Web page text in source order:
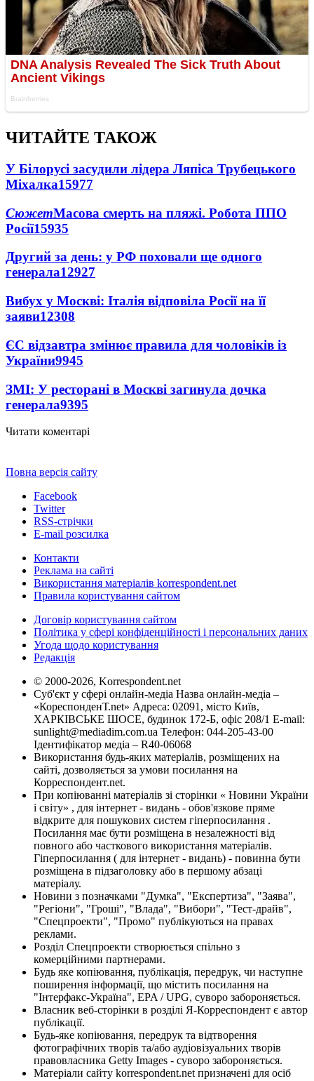
ЧИТАЙТЕ ТАКОЖ
У Білорусі засудили лідера Ляпіса Трубецького
Міхалка15977
СюжетМасова смерть на пляжі. Робота ППО
Росії15935
Другий за день: у РФ поховали ще одного
генерала12927
Вибух у Москві: Італія відповіла Росії на її
заяви12308
ЄС відзавтра змінює правила для чоловіків із
України9945
ЗМІ: У ресторані в Москві загинула дочка
генерала9395
Читати коментарі
Повна версія сайту
Facebook
Twitter
RSS-стрічки
E-mail розсилка
Контакти
Реклама на сайті
Використання матеріалів korrespondent.net
Правила користування сайтом
Договір користування сайтом
Політика у сфері конфіденційності і персональних даних
Угода щодо користування
Редакція
© 2000-2026, Korrespondent.net
Суб'єкт у сфері онлайн-медіа Назва онлайн-медіа –
«КореспонденТ.net» Адреса: 02091, місто Київ,
ХАРКІВСЬКЕ ШОСЕ, будинок 172-Б, офіс 208/1 E-mail:
sunlight@mediadim.com.ua Телефон: 044-205-43-00
Ідентифікатор медіа – R40-06068
Використання будь-яких матеріалів, розміщених на
сайті, дозволяється за умови посилання на
Корреспондент.net.
При копіюванні матеріалів зі сторінки « Новини України
і світу» , для інтернет - видань - обов'язкове пряме
відкрите для пошукових систем гіперпосилання .
Посилання має бути розміщена в незалежності від
повного або часткового використання матеріалів.
Гіперпосилання ( для інтернет - видань) - повинна бути
розміщена в підзаголовку або в першому абзаці
матеріалу.
Новини з позначками "Думка", "Експертиза", "Заява",
"Регіони", "Гроші", "Влада", "Вибори", "Тест-драйв",
"Спецпроекти", "Промо" публікуються на правах
реклами.
Розділ Спецпроекти створюється спільно з
комерційними партнерами.
Будь яке копіювання, публікація, передрук, чи наступне
поширення інформації, що містить посилання на
"Інтерфакс-Україна", EPA / UPG, суворо забороняється.
Власник веб-сторінки в розділі Я-Корреспондент є автор
публікації.
Будь-яке копіювання, передрук та відтворення
фотографічних творів та/або аудіовізуальних творів
правовласника Getty Images - суворо забороняється.
Матеріали сайту korrespondent.net призначені для осіб